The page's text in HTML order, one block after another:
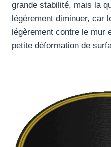
grande stabilité, mais la
légèrement diminuer, car
légèrement contre le mur
petite déformation de